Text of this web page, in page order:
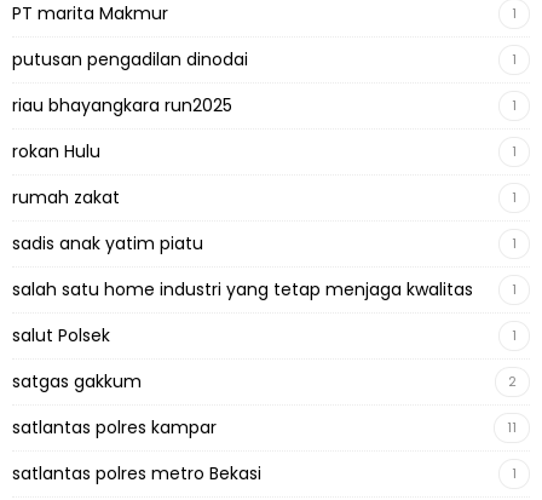
PT marita Makmur 1
putusan pengadilan dinodai 1
riau bhayangkara run2025 1
rokan Hulu 1
rumah zakat 1
sadis anak yatim piatu 1
salah satu home industri yang tetap menjaga kwalitas 1
salut Polsek 1
satgas gakkum 2
satlantas polres kampar 11
satlantas polres metro Bekasi 1